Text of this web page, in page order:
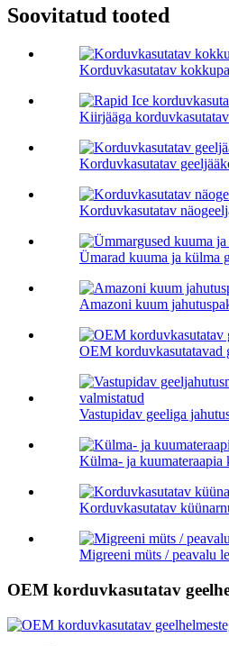
Soovitatud tooted
Korduvkasutatav
Kiirjääga
Korduvkasutatav
Korduvkasutatav
Ümarad kuuma ja külma
Amazoni kuum
OEM korduvkasutatavad
Vastupidav geeliga
Külma- ja kuumateraapia
Korduvkasutatav
Migreeni müts / peavalu
OEM korduvkasutatav